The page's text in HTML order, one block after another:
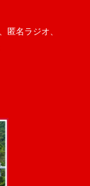
匿名ラジオ